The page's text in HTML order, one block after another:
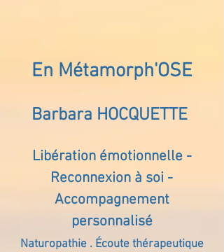
En Métamorph'OSE
Barbara HOCQUETTE
Libération émotionnelle -
Reconnexion à soi -
Accompagnement
personnalisé
Naturopathie . Écoute thérapeutique